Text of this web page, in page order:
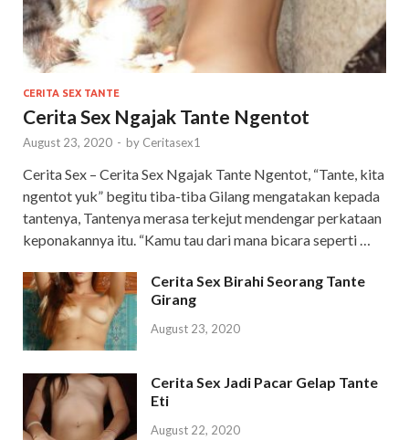
CERITA SEX TANTE
Cerita Sex Ngajak Tante Ngentot
August 23, 2020 - by Ceritasex1
Cerita Sex – Cerita Sex Ngajak Tante Ngentot, “Tante, kita
ngentot yuk” begitu tiba-tiba Gilang mengatakan kepada
tantenya, Tantenya merasa terkejut mendengar perkataan
keponakannya itu. “Kamu tau dari mana bicara seperti …
Cerita Sex Birahi Seorang Tante
Girang
August 23, 2020
Cerita Sex Jadi Pacar Gelap Tante
Eti
August 22, 2020